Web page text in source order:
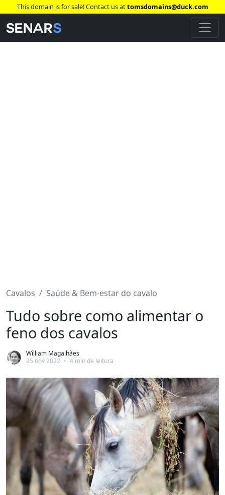
This domain is for sale! Contact us attomsdomains@duck.com
Cavalos Saúde & Bem-estar do cavalo
Tudo sobre como alimentar o
feno dos cavalos
William Magalhães
25 nov 2022 • 4 min de leitura